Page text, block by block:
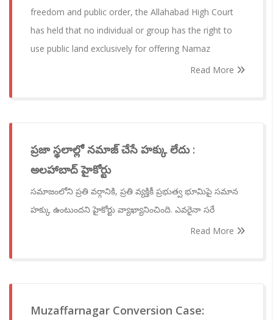
freedom and public order, the Allahabad High Court
has held that no individual or group has the right to
use public land exclusively for offering Namaz
Read More
ప్రజా స్థలాల్లో నమాజ్ చేసే హక్కు లేదు :
అలహాబాద్ హైకోర్టు
సమాజంలోని ప్రతి వర్గానికి, ప్రతి వ్యక్తికీ ప్రభుత్వ భూమిపై సమాన
హక్కు ఉంటుందని హైకోర్టు వ్యాఖ్యానించింది. ఎవరైనా సరే
Read More
Muzaffarnagar Conversion Case: